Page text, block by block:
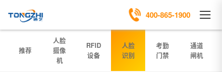
400-865-1900
推荐
人脸
摄像
机
RFID
设备
人脸
识别
考勤
门禁
通道
闸机